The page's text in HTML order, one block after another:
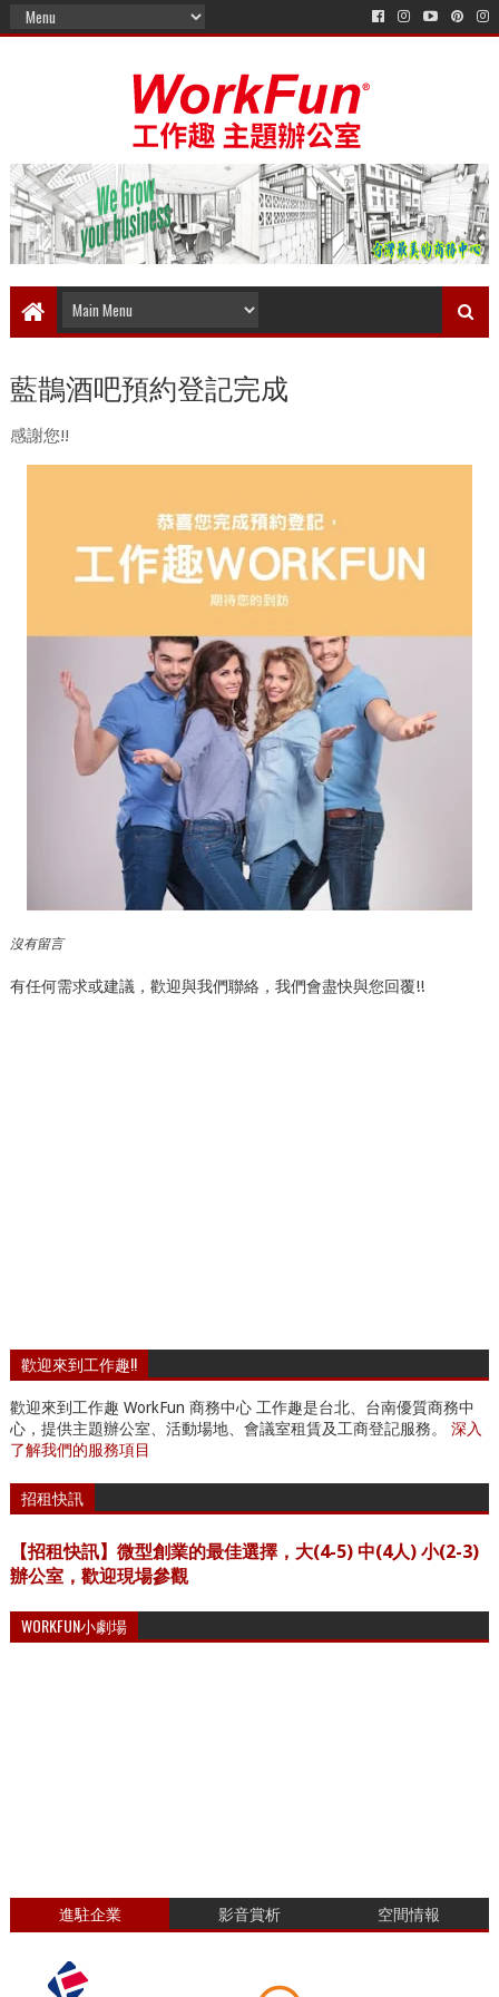
藍鵲酒吧預約登記完成
感謝您!!
沒有留言
有任何需求或建議，歡迎與我們聯絡，我們會盡快與您回覆!!
歡迎來到工作趣!!
歡迎來到工作趣 WorkFun 商務中心 工作趣是台北、台南優質商務中
心，提供主題辦公室、活動場地、會議室租賃及工商登記服務。 深入
了解我們的服務項目
招租快訊
【招租快訊】微型創業的最佳選擇，大(4-5) 中(4人) 小(2-3)
辦公室，歡迎現場參觀
WORKFUN小劇場
進駐企業 影音賞析 空間情報